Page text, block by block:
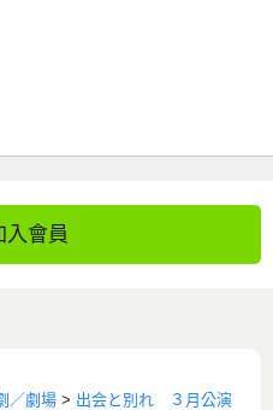
入會員
／劇場 > 出会と別れ ３月公演